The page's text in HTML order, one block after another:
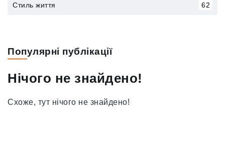
Стиль життя 62
Популярні публікації
Нічого не знайдено!
Схоже, тут нічого не знайдено!